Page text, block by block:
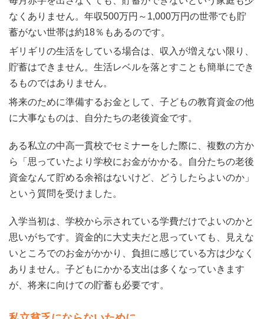
なくありません。年収500万円～1,000万円の世帯でも貯
蓄がない世帯は約18％もあるのです。
ギリギリの生活をしている場合は、収入が増えない限り、
貯蓄はできません。生活レベルを落とすことも簡単にでき
るものではありません。
将来のために準備するお金として、子どもの教育資金の他
に大事なものは、自分たちの老後資金です。
ある私立の中高一貫校でセミナーをした際に、複数の方か
ら「思っていたより学校にお金がかかる。自分たちの老後
資金なんて貯める余裕はないけど、どうしたらよいのか」
という質問を受けました。
入学当初は、学校から示されている学費だけでよいのかと
思いがちです。資金的に大丈夫だと思っていても、見えな
いところでのお金がかかり、負担に感じている方は少なく
ありません。子どもにかかる支出は多くなっていきます
が、将来に向けての貯蓄も必要です。